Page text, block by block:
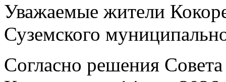
Уважаемые жители
Суземского
Согласно решения